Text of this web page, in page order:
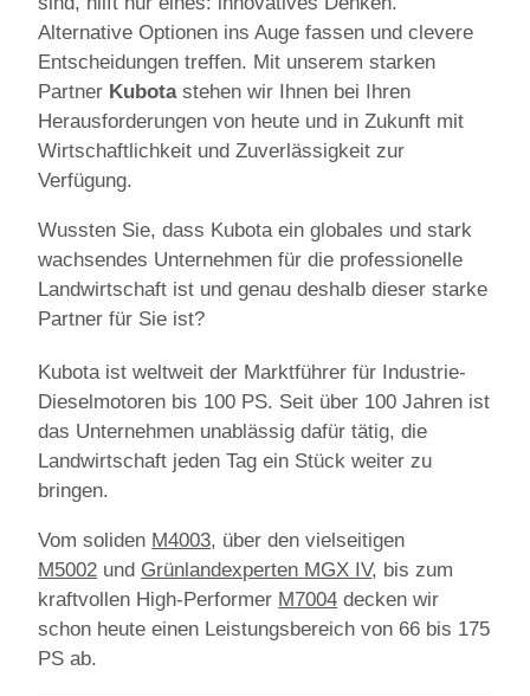
Alternative Optionen ins Auge fassen und clevere
Entscheidungen treffen. Mit unserem starken
Partner Kubotastehen wir Ihnen bei Ihren
Herausforderungen von heute und in Zukunft mit
Wirtschaftlichkeit und Zuverlässigkeit zur
Verfügung.
Wussten Sie, dass Kubota ein globales und stark
wachsendes Unternehmen für die professionelle
Landwirtschaft ist und genau deshalb dieser starke
Partner für Sie ist?
Kubota ist weltweit der Marktführer für Industrie-
Dieselmotoren bis 100 PS. Seit über 100 Jahren ist
das Unternehmen unablässig dafür tätig, die
Landwirtschaft jeden Tag ein Stück weiter zu
bringen.
Vom soliden M4003, über den vielseitigen
M5002 und Grünlandexperten MGX IV, bis zum
kraftvollen High-Performer M7004 decken wir
schon heute einen Leistungsbereich von 66 bis 175
PS ab.